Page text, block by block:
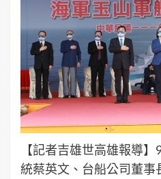
【記者吉雄世高雄報導
統蔡英文、台船公司董事